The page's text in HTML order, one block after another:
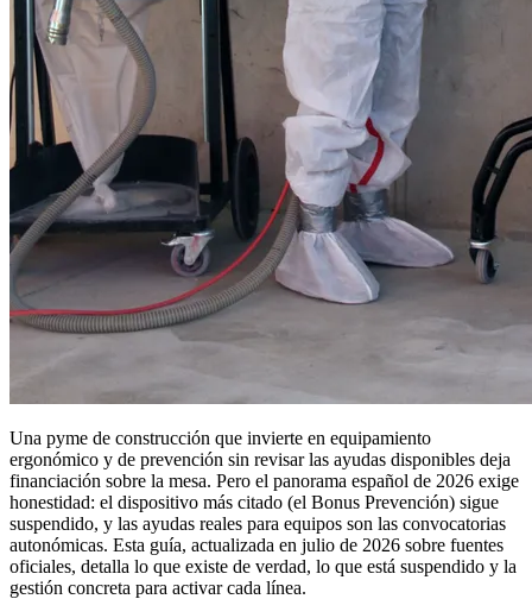
Una pyme de construcción que invierte en equipamiento
ergonómico y de prevención sin revisar las ayudas disponibles deja
financiación sobre la mesa. Pero el panorama español de 2026 exige
honestidad: el dispositivo más citado (el Bonus Prevención) sigue
suspendido, y las ayudas reales para equipos son las convocatorias
autonómicas. Esta guía, actualizada en julio de 2026 sobre fuentes
oficiales, detalla lo que existe de verdad, lo que está suspendido y la
gestión concreta para activar cada línea.